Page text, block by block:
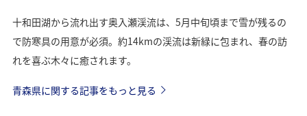
十和田湖から流れ出す奥入瀬渓流は、5月中旬頃まで雪が残るの
で防寒具の用意が必須。約14kmの渓流は新緑に包まれ、春の訪
れを喜ぶ木々に癒されます。
青森県に関する記事をもっと見る